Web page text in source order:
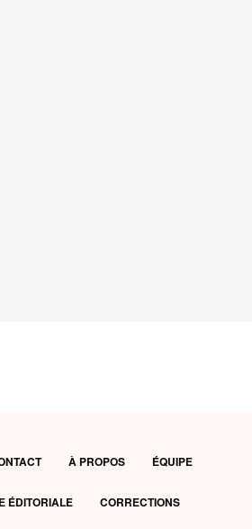
À PROPOS ÉQUIPE
ÉDITORIALE CORRECTIONS